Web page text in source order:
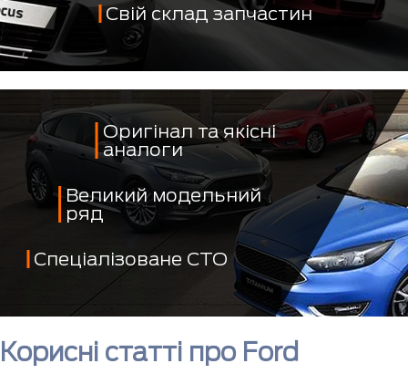
Свій склад запчастин
Оригінал та якісні
аналоги
Великий модельний
ряд
Спеціалізоване СТО
Корисні статті про Ford